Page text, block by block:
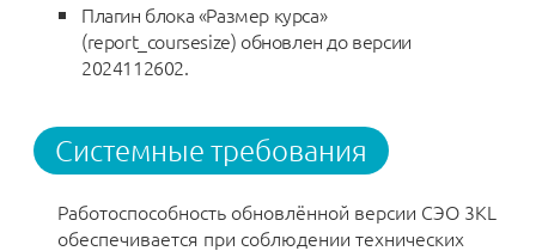
Плагин блока «Размер курса»
(report_coursesize) обновлен до версии
2024112602.
Системные требования
Работоспособность обновлённой версии СЭО 3КL
обеспечивается при соблюдении технических